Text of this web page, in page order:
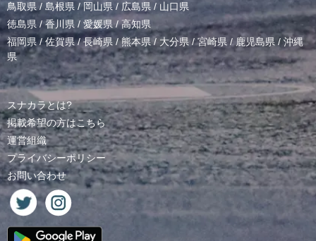
鳥取県/ 島根県 /岡山県/ 広島県 / 山口県
徳島県 /香川県 / 愛媛県/高知県
福岡県/佐賀県/長崎県 /熊本県/ 大分県/宮崎県 /鹿児島県 / 沖縄
県
スナカラとは?
掲載希望の方はこちら
運営組織
プライバシーポリシー
お問い合わせ